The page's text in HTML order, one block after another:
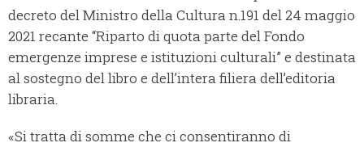
decreto del Ministro della Cultura n.191 del 24 maggio
2021 recante “Riparto di quota parte del Fondo
emergenze imprese e istituzioni culturali” e destinata
al sostegno del libro e dell’intera filiera dell’editoria
libraria.
«Si tratta di somme che ci consentiranno di